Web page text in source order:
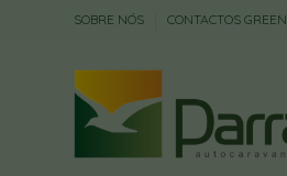
SOBRE NÓS CONTACTOS